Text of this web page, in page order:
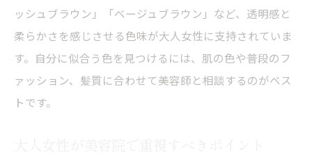
ッシュブラウン」「ベージュブラウン」など、透明感と
柔らかさを感じさせる色味が大人女性に支持されていま
す。自分に似合う色を見つけるには、肌の色や普段のフ
ァッション、髪質に合わせて美容師と相談するのがベス
トです。